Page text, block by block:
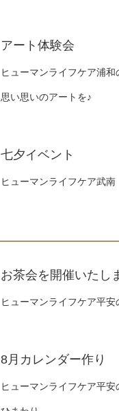
アート体験会
ヒューマンライフケア浦和
思い思いのアートを♪
七夕イベント
ヒューマンライフケア武南
お茶会を開催いたし
ヒューマンライフケア平安
8月カレンダー作り
ヒューマンライフケア平安